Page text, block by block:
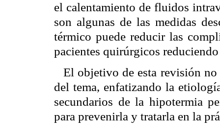
el calentamiento de fluidos
son algunas de las medidas
térmico puede reducir las
pacientes quirúrgicos
El objetivo de esta revisión no
del tema, enfatizando la
secundarios de la hipotermia
para prevenirla y tratarla en la